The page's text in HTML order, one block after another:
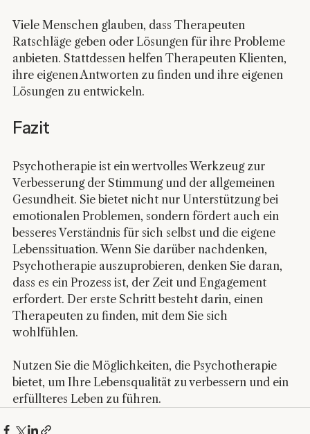
Viele Menschen glauben, dass Therapeuten
Ratschläge geben oder Lösungen für ihre Probleme
anbieten. Stattdessen helfen Therapeuten Klienten,
ihre eigenen Antworten zu finden und ihre eigenen
Lösungen zu entwickeln.
Fazit
Psychotherapie ist ein wertvolles Werkzeug zur
Verbesserung der Stimmung und der allgemeinen
Gesundheit. Sie bietet nicht nur Unterstützung bei
emotionalen Problemen, sondern fördert auch ein
besseres Verständnis für sich selbst und die eigene
Lebenssituation. Wenn Sie darüber nachdenken,
Psychotherapie auszuprobieren, denken Sie daran,
dass es ein Prozess ist, der Zeit und Engagement
erfordert. Der erste Schritt besteht darin, einen
Therapeuten zu finden, mit dem Sie sich
wohlfühlen.
Nutzen Sie die Möglichkeiten, die Psychotherapie
bietet, um Ihre Lebensqualität zu verbessern und ein
erfüllteres Leben zu führen.